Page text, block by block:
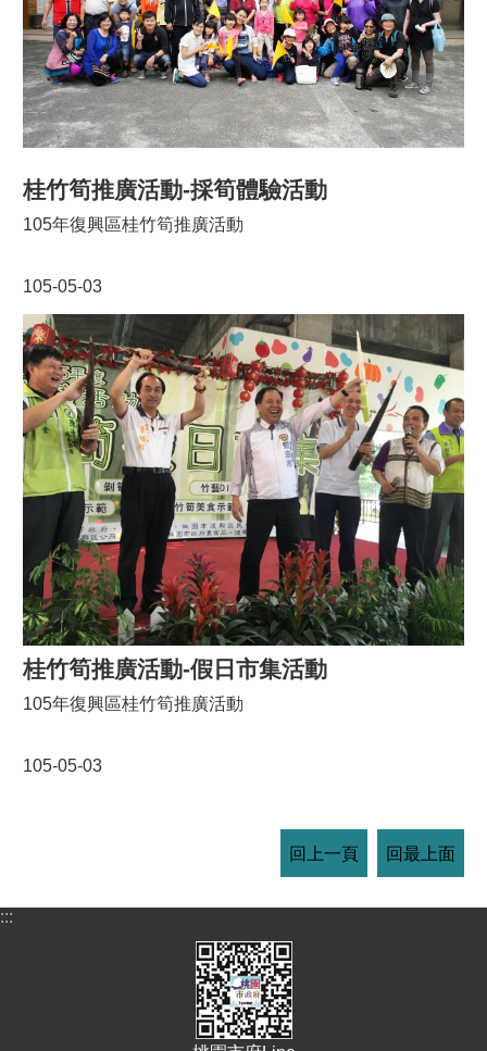
桂竹筍推廣活動-採筍體驗活動
105-05-03
105年復興區桂竹筍推廣活動
桂竹筍推廣活動-假日市集活動
105-05-03
105年復興區桂竹筍推廣活動
回上一頁 回最上面
:::